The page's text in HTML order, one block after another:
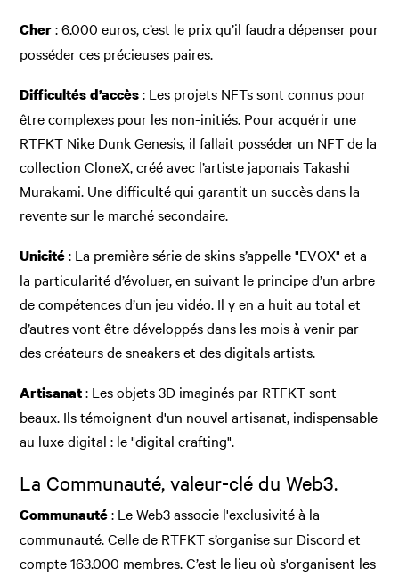
Cher: 6.000 euros, c’est le prix qu’il faudra dépenser pour
posséder ces précieuses paires.
Difficultés d’accès: Les projets NFTs sont connus pour
être complexes pour les non-initiés. Pour acquérir une
RTFKT Nike Dunk Genesis, il fallait posséder un NFT de la
collection CloneX, créé avec l’artiste japonais Takashi
Murakami. Une difficulté qui garantit un succès dans la
revente sur le marché secondaire.
Unicité: La première série de skins s’appelle "EVOX" et a
la particularité d’évoluer, en suivant le principe d’un arbre
de compétences d’un jeu vidéo. Il y en a huit au total et
d’autres vont être développés dans les mois à venir par
des créateurs de sneakers et des digitals artists.
Artisanat: Les objets 3D imaginés par RTFKT sont
beaux. Ils témoignent d'un nouvel artisanat, indispensable
au luxe digital : le "digital crafting".
La Communauté, valeur-clé du Web3.
Communauté: Le Web3 associe l'exclusivité à la
communauté. Celle de RTFKT s’organise sur Discord et
compte 163.000 membres. C’est le lieu où s'organisent les